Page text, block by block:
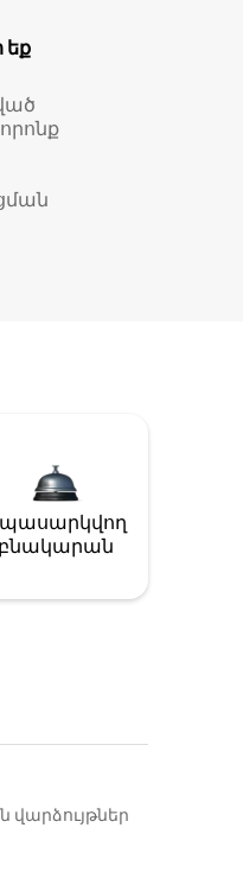
բնակարան
վարձույթներ